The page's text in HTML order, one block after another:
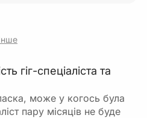
гіг-спеціаліста та
може у когось була
пару місяців не буде